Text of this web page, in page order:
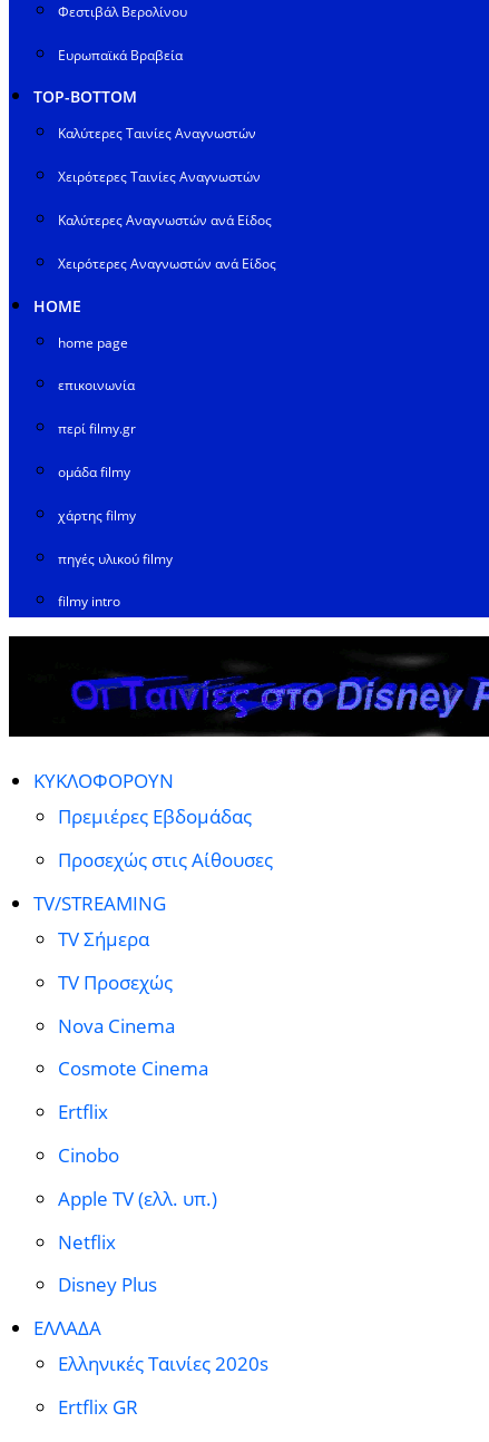
Φεστιβάλ Βερολίνου
Ευρωπαϊκά Βραβεία
TOP-BOTTOM
Καλύτερες Ταινίες Αναγνωστών
Χειρότερες Ταινίες Αναγνωστών
Καλύτερες Αναγνωστών ανά Είδος
Χειρότερες Αναγνωστών ανά Είδος
HOME
home page
επικοινωνία
περί filmy.gr
ομάδα filmy
χάρτης filmy
πηγές υλικού filmy
filmy intro
ΚΥΚΛΟΦΟΡΟΥΝ
Πρεμιέρες Εβδομάδας
Προσεχώς στις Αίθουσες
TV/STREAMING
TV Σήμερα
TV Προσεχώς
Nova Cinema
Cosmote Cinema
Ertflix
Cinobo
Apple TV (ελλ. υπ.)
Netflix
Disney Plus
ΕΛΛΑΔΑ
Ελληνικές Ταινίες 2020s
Ertflix GR